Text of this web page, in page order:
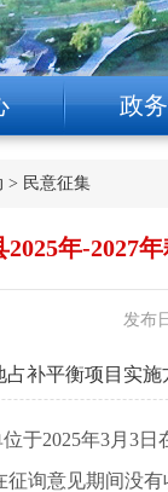
政
> 民意征集
2025年-2027
发布
占补平衡项目实
于2025年3月3
询意见期间没